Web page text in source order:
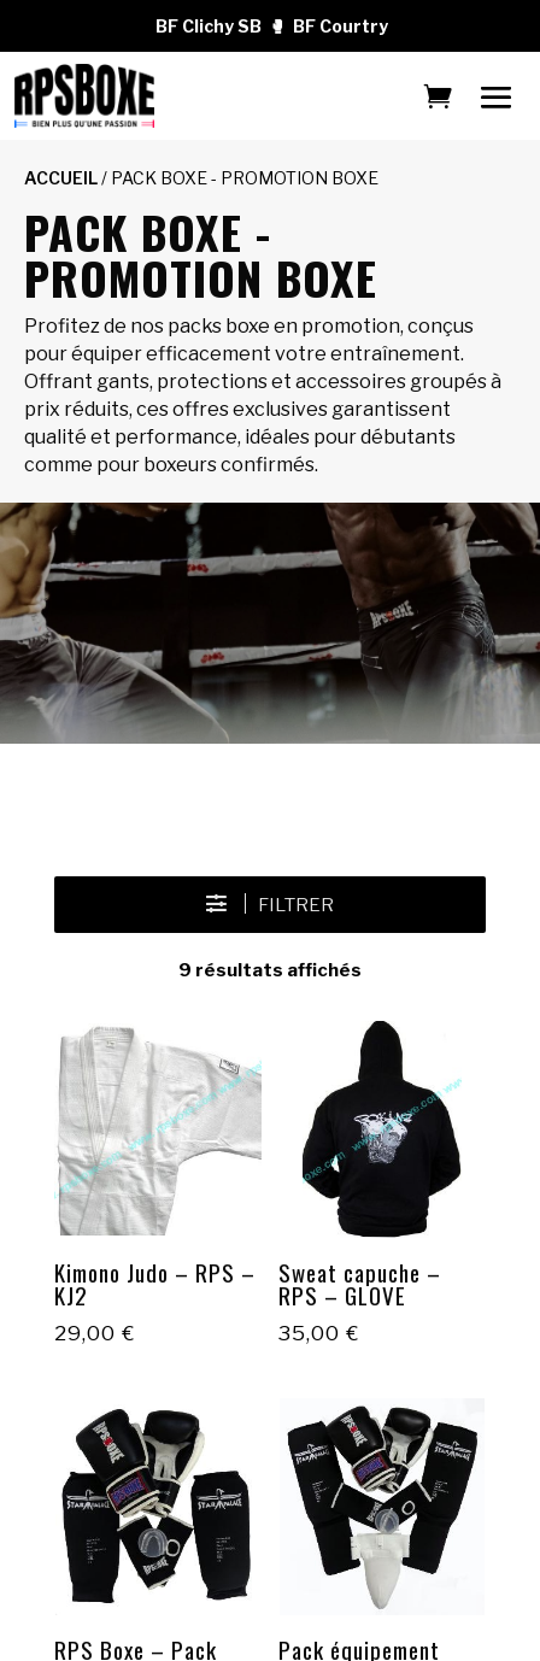
BF Clichy SB 🥊 BF Courtry
ACCUEIL/ PACK BOXE - PROMOTION BOXE
PACK BOXE -
PROMOTION BOXE
Profitez de nos packs boxe en promotion, conçus
pour équiper efficacement votre entraînement.
Offrant gants, protections et accessoires groupés à
prix réduits, ces offres exclusives garantissent
qualité et performance, idéales pour débutants
comme pour boxeurs confirmés.
FILTRER
9 résultats affichés
Kimono Judo – RPS –
KJ2
29,00 €
Sweat capuche –
RPS – GLOVE
35,00€
RPS Boxe – Pack Pack équipement